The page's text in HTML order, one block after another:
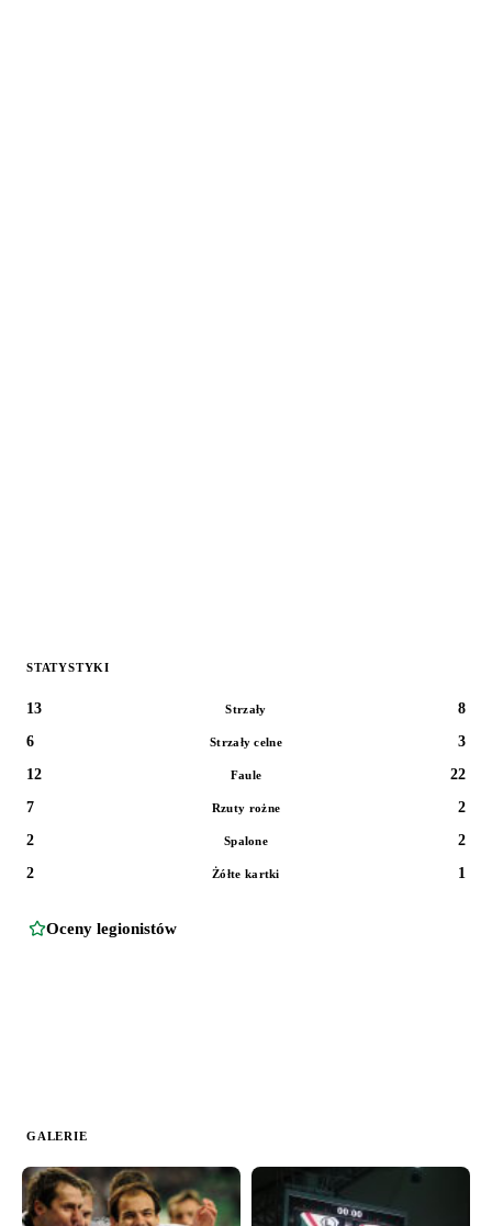
STATYSTYKI
13 Strzały
8
6
Strzały celne
3
12
Faule
22
7
Rzuty rożne
2
2
Spalone
2
2
Żółte kartki 1
Oceny legionistów
GALERIE